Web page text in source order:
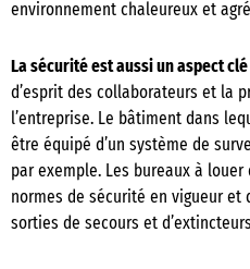
environnement chaleureux et
La sécurité est aussi un aspect clé
d’esprit des collaborateurs et la
l’entreprise. Le bâtiment dans
être équipé d’un système de
par exemple. Les bureaux à
normes de sécurité en vigueur et
sorties de secours et